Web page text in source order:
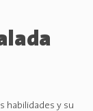
habilidades y su